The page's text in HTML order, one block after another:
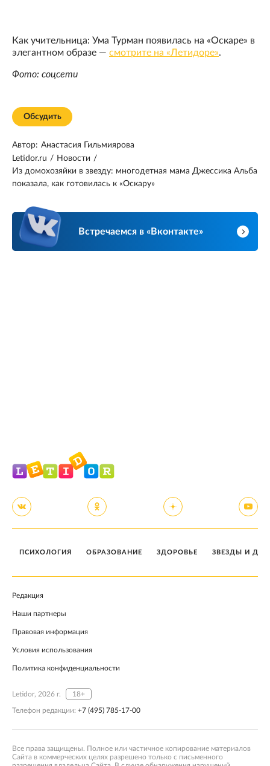
Как учительница: Ума Турман появилась на «Оскаре» в
элегантном образе — смотрите на «Летидоре».
Фото: соцсети
Обсудить
Автор: Анастасия Гильмиярова
Letidor.ru / Новости /
Из домохозяйки в звезду: многодетная мама Джессика Альба
показала, как готовилась к «Оскару»
Встречаемся в «Вконтакте»
ПСИХОЛОГИЯ ОБРАЗОВАНИЕ ЗДОРОВЬЕ ЗВЕЗДЫ И
Редакция
Наши партнеры
Правовая информация
Условия использования
Политика конфиденциальности
Letidor, 2026 г. 18+
Телефон редакции: +7 (495) 785-17-00
Все права защищены. Полное или частичное копирование материалов
Сайта в коммерческих целях разрешено только с письменного